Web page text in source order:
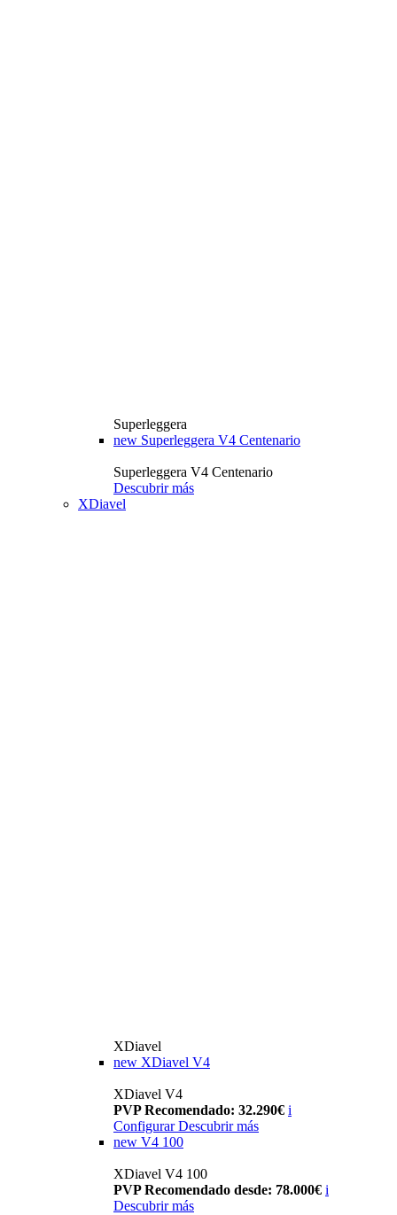
Superleggera
new Superleggera V4 Centenario
Superleggera V4 Centenario
Descubrir más
XDiavel
XDiavel
new XDiavel V4
XDiavel V4
PVP Recomendado: 32.290€ i
Configurar Descubrir más
new V4 100
XDiavel V4 100
PVP Recomendado desde: 78.000€ i
Descubrir más